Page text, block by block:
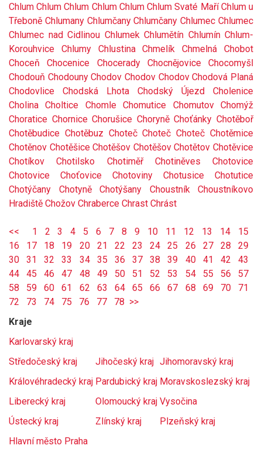
Chlum Chlum Chlum Chlum Chlum Chlum Svaté Maří Chlum u
Třeboně Chlumany Chlumčany Chlumčany Chlumec Chlumec
Chlumec nad Cidlinou Chlumek Chlumětín Chlumín Chlum-
Korouhvice
Chlumy Chlustina Chmelík Chmelná
Chobot
Choceň
Chocenice Chocerady Chocnějovice
Chocomyšl
Chodouň Chodouny Chodov Chodov Chodov Chodová Planá
Chodovlice
Chodská Lhota Chodský Újezd
Cholenice
Cholina
Choltice Chomle Chomutice Chomutov
Chomýž
Choratice Chornice Chorušice Choryně Choťánky Chotěboř
Chotěbudice Chotěbuz Choteč Choteč Choteč Chotěmice
Chotěnov Chotěšice Chotěšov Chotěšov Chotětov Chotěvice
Chotíkov
Chotilsko Chotiměř Chotiněves
Chotovice
Chotovice
Choťovice Chotoviny Chotusice
Chotutice
Chotýčany
Chotyně Chotýšany Choustník
Choustníkovo
Hradiště Chožov Chraberce Chrast Chrást
<< 1 2 3 4 5 6 7 8 9 10 11 12 13 14
15
16
17 18 19 20 21 22 23 24 25 26 27 28
29
30
31 32 33 34 35 36 37 38 39 40 41 42
43
44
45 46 47 48 49 50 51 52 53 54 55 56
57
58
59 60 61 62 63 64 65 66 67 68 69 70
71
72
73 74 75 76 77 78 >>
Kraje
Karlovarský kraj
Středočeský kraj
Jihočeský kraj Jihomoravský kraj
Královéhradecký kraj Pardubický kraj Moravskoslezský kraj
Liberecký kraj
Olomoucký kraj Vysočina
Ústecký kraj
Zlínský kraj
Plzeňský kraj
Hlavní město Praha